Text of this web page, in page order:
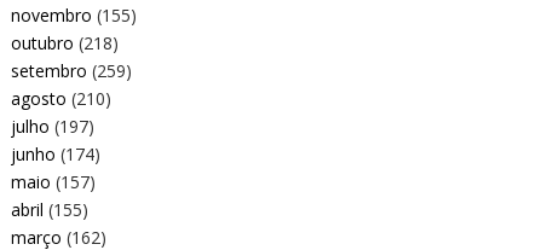
novembro (155)
outubro (218)
setembro (259)
agosto (210)
julho (197)
junho (174)
maio (157)
abril (155)
março (162)